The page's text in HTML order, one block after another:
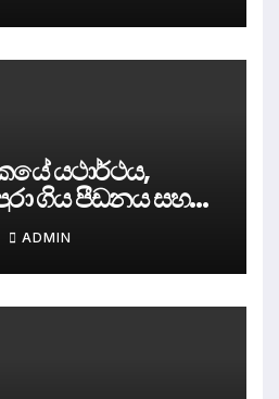
යථාර්ථය,
ගිය පීඩනය සහ
ADMIN